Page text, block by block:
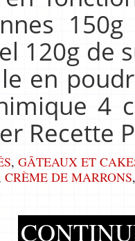
120g de
en
4
Recette
, GÂTEAUX ET
CRÈME DE MARRONS